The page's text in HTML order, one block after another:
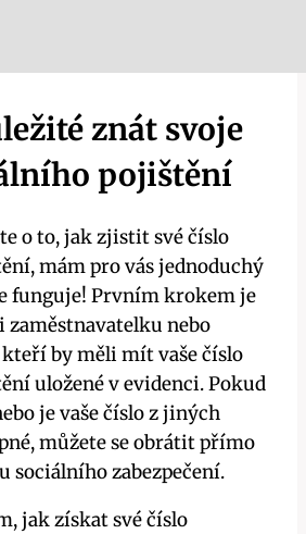
znát svoje
pojištění
o to, jak zjistit své číslo
mám pro vás jednoduchý
funguje! Prvním krokem je
nebo
kteří by měli mít vaše číslo
uložené v evidenci. Pokud
je vaše číslo z jiných
můžete se obrátit přímo
sociálního zabezpečení.
jak získat své číslo